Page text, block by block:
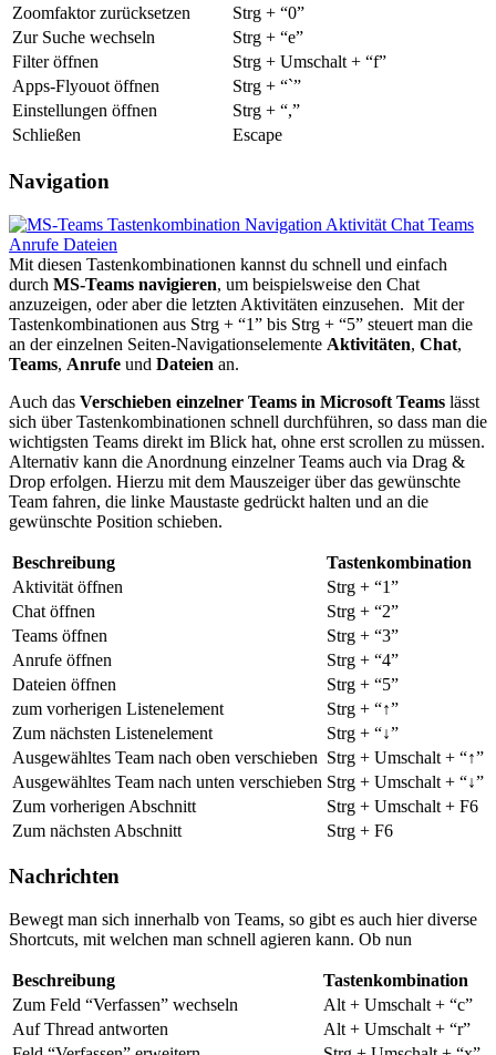
Zoomfaktor zurücksetzen
Strg + “0”
Zur Suche wechseln
Strg + “e”
Filter öffnen
Strg + Umschalt + “f”
Apps-Flyouot öffnen
Strg + “`”
Einstellungen öffnen
Strg + “,”
Schließen
Escape
Navigation
Mit diesen Tastenkombinationen kannst du schnell und einfach
durch MS-Teams navigieren, um beispielsweise den Chat
anzuzeigen, oder aber die letzten Aktivitäten einzusehen. Mit der
Tastenkombinationen aus Strg + “1” bis Strg + “5” steuert man die
an der einzelnen Seiten-Navigationselemente Aktivitäten, Chat,
Teams, Anrufe und Dateien an.
Auch das Verschieben einzelner Teams in Microsoft Teams lässt
sich über Tastenkombinationen schnell durchführen, so dass man die
wichtigsten Teams direkt im Blick hat, ohne erst scrollen zu müssen.
Alternativ kann die Anordnung einzelner Teams auch via Drag &
Drop erfolgen. Hierzu mit dem Mauszeiger über das gewünschte
Team fahren, die linke Maustaste gedrückt halten und an die
gewünschte Position schieben.
Beschreibung
Tastenkombination
Aktivität öffnen
Strg + “1”
Chat öffnen
Strg + “2”
Teams öffnen
Strg + “3”
Anrufe öffnen
Strg + “4”
Dateien öffnen
Strg + “5”
zum vorherigen Listenelement
Strg + “↑”
Zum nächsten Listenelement
Strg + “↓”
Ausgewähltes Team nach oben verschieben Strg + Umschalt + “↑”
Ausgewähltes Team nach unten verschieben Strg + Umschalt + “↓”
Zum vorherigen Abschnitt
Strg + Umschalt + F6
Zum nächsten Abschnitt
Strg + F6
Nachrichten
Bewegt man sich innerhalb von Teams, so gibt es auch hier diverse
Shortcuts, mit welchen man schnell agieren kann. Ob nun
Beschreibung
Tastenkombination
Zum Feld “Verfassen” wechseln
Alt + Umschalt + “c”
Auf Thread antworten
Alt + Umschalt + “r”